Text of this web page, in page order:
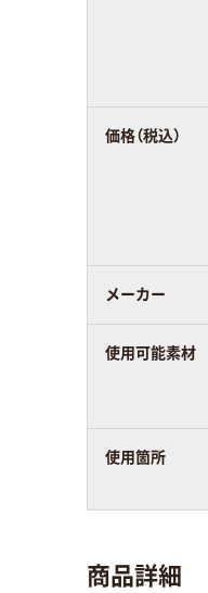
価格（税込）
メーカー
使用可能素材
使用箇所
商品詳細